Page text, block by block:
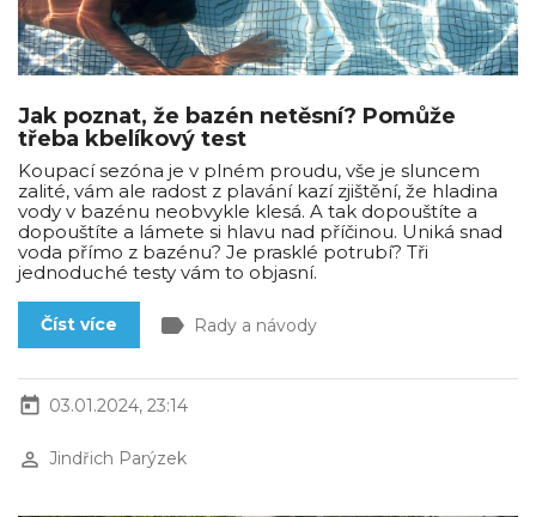
Jak poznat, že bazén netěsní? Pomůže
třeba kbelíkový test
Koupací sezóna je v plném proudu, vše je sluncem
zalité, vám ale radost z plavání kazí zjištění, že hladina
vody v bazénu neobvykle klesá. A tak dopouštíte a
dopouštíte a lámete si hlavu nad příčinou. Uniká snad
voda přímo z bazénu? Je prasklé potrubí? Tři
jednoduché testy vám to objasní.
Číst více label Rady a návody
today 03.01.2024, 23:14
perm_identity Jindřich Parýzek